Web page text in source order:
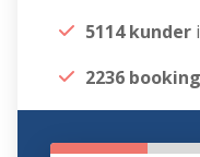
5114 kunder
2236